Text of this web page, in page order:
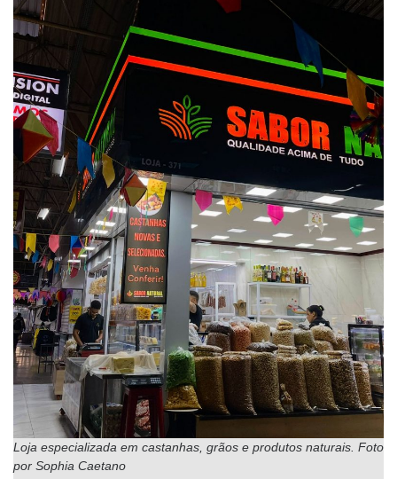
Loja especializada em castanhas, grãos e produtos naturais Foto
por Sophia Caetano